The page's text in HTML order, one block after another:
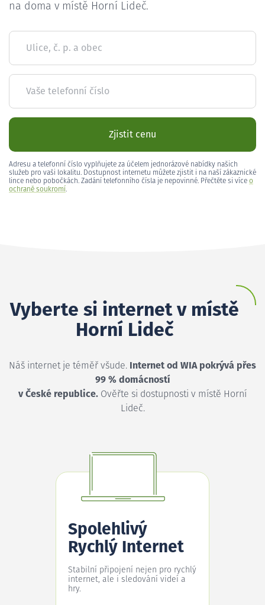
na doma v místě Horní Lideč.
Ulice, č. p. a obec
Vaše telefonní číslo
Zjistit cenu
Adresu a telefonní číslo vyplňujete za účelem jednorázové nabídky našich
služeb pro vaši lokalitu. Dostupnost internetu můžete zjistit i na naší zákaznické
lince nebo pobočkách. Zadání telefonního čísla je nepovinné. Přečtěte si více o
ochraně soukromí.
Vyberte si internet v místě
Horní Lideč
Náš internet je téměř všude. Internet od WIA pokrývá přes
99 % domácností
v České republice. Ověřte si dostupnosti v místě Horní
Lideč.
Spolehlivý
Rychlý Internet
Stabilní připojení nejen pro rychlý
internet, ale i sledování videí a
hry.